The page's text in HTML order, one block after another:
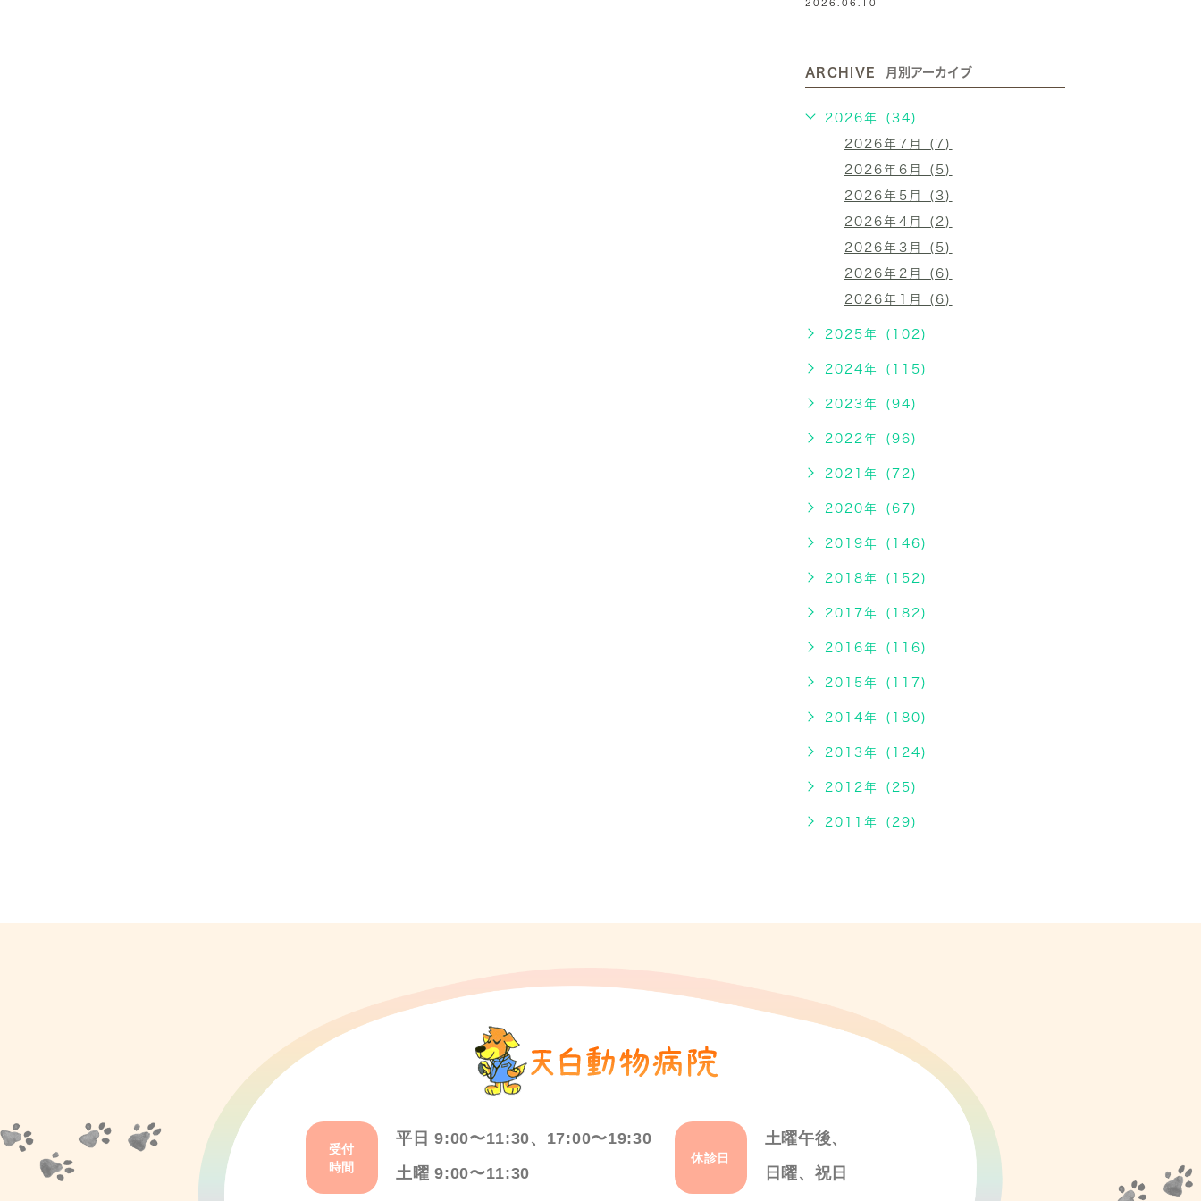
2026.06.10
ARCHIVE 月別アーカイブ
2026年 (34)
2026年7月 (7)
2026年6月 (5)
2026年5月 (3)
2026年4月 (2)
2026年3月 (5)
2026年2月 (6)
2026年1月 (6)
2025年 (102)
2024年 (115)
2023年 (94)
2022年 (96)
2021年 (72)
2020年 (67)
2019年 (146)
2018年 (152)
2017年 (182)
2016年 (116)
2015年 (117)
2014年 (180)
2013年 (124)
2012年 (25)
2011年 (29)
受付
時間
平日 9:00〜11:30、17:00〜19:30
土曜 9:00〜11:30
休診日
土曜午後、
日曜、祝日